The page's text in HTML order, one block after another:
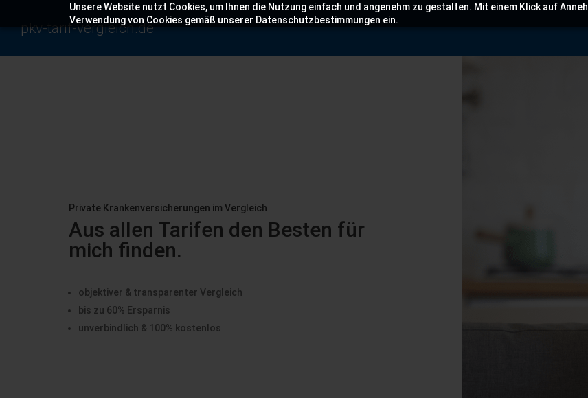
Unsere Website nutzt Cookies, um Ihnen die Nutzung einfach und angenehm zu gestalten. Mit einem Klick auf
Verwendung von Cookies gemäß unserer Datenschutzbestimmungen ein.
pkv-tarif-vergleich.de
Private Krankenversicherungen im Vergleich
Aus allen Tarifen den Besten für
mich finden.
objektiver & transparenter Vergleich
bis zu 60% Ersparnis
unverbindlich & 100% kostenlos